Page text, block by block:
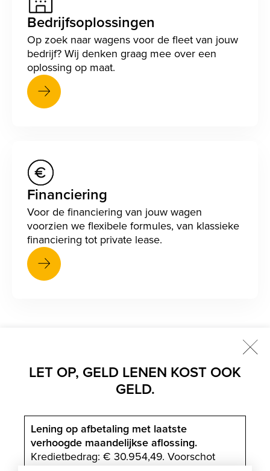
Bedrijfsoplossingen
Op zoek naar wagens voor de fleet van jouw
bedrijf? Wij denken graag mee over een
oplossing op maat.
Financiering
Voor de financiering van jouw wagen
voorzien we flexibele formules, van klassieke
financiering tot private lease.
LET OP, GELD LENEN KOST OOK
GELD.
Lening op afbetaling met laatste
verhoogde maandelijkse aflossing.
Kredietbedrag: € 30.954,49. Voorschot
Onze diensten
Onze merken